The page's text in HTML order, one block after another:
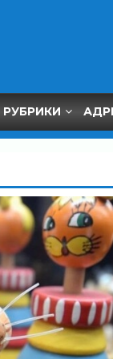
РУБРИКИ